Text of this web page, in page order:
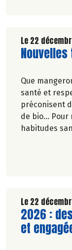
Le 22
Lire la
Que
santé et
préconisent
de bio...
habitudes
le psa et
si l'on s'y
Le 22
Lire la
2026 :
et